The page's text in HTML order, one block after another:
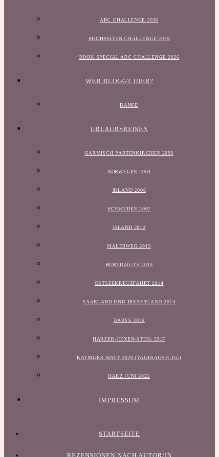
ABC CHALLENGE 2026
BUCHSEITEN-CHALLENGE 2026
BOOK SPECIAL ABC CHALLENGE 2026
WER BLOGGT HIER?
DANKE
URLAUBSREISEN
GARMISCH PARTENKIRCHEN 2000
NORWEGEN 2004
IRLAND 2006
SCHWEDEN 2007
ISLAND 2012
MALERWEG 2013
HURTIGRUTE 2013
OSTSEEKREUZFAHRT 2014
SAARLAND UND DISNEYLAND 2014
DARSS 2016
HARZER-HEXEN-STIEG 2017
KATINGER WATT 2020 (TAGESAUSFLUG)
HARZ JUNI 2022
IMPRESSUM
STARTSEITE
REZENSIONEN NACH AUTOR/IN